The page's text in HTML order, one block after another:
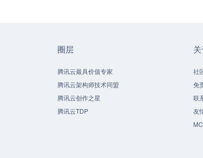
圈层
腾讯云最具价值专家
腾讯云架构师技术同盟
腾讯云创作之星
腾讯云TDP
社
免
联
友